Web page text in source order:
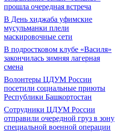
прошла очередная встреча
В День хиджаба уфимские
мусульманки плели
маскировочные сети
В подростковом клубе «Василя»
закончилась зимняя лагерная
смена
Волонтеры ЦДУМ России
посетили социальные приюты
Республики Башкортостан
Сотрудники ЦДУМ России
отправили очередной груз в зону
специальной военной операции